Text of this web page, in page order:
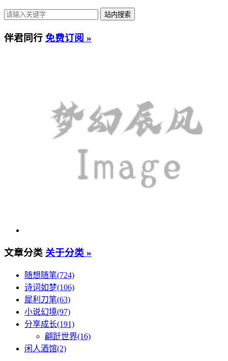
伴君同行 免费订阅 »
文章分类 关于分类 »
随想随笔(724)
诗词如梦(106)
犀利刀笔(63)
小说幻境(97)
分享成长(191)
翩跹世界(16)
闲人酒馆(2)